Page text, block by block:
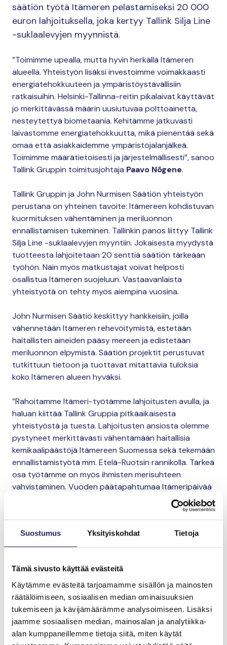
Suostumus Yksityiskohdat Tietoja
Tämä sivusto käyttää evästeitä
Käytämme evästeitä tarjoamamme sisällön ja mainosten
räätälöimiseen, sosiaalisen median ominaisuuksien
tukemiseen ja kävijämäärämme analysoimiseen. Lisäksi
jaamme sosiaalisen median, mainosalan ja analytiikka-
alan kumppaneillemme tietoja siitä, miten käytät
Lisätietoja
Johanna Suni
Viestintäpäällikkö
johanna.suni@jnfoundation.fi
säätiön työtä Itämeren pelastamiseksi 20 000
euron lahjoituksella, joka kertyy Tallink Silja Line
-suklaalevyjen myynnistä.
”Toimimme upealla, mutta hyvin herkällä Itämeren
alueella. Yhteistyön lisäksi investoimme voimakkaasti
energiatehokkuuteen ja ympäristöystävällisiin
ratkaisuihin. Helsinki-Tallinna-reitin pikalaivat käyttävät
jo merkittävässä määrin uusiutuvaa polttoainetta,
nesteytettyä biometaania. Kehitämme jatkuvasti
laivastomme energiatehokkuutta, mikä pienentää sekä
omaa että asiakkaidemme ympäristöjalanjälkeä.
Toimimme määrätietoisesti ja järjestelmällisesti”, sanoo
Tallink Gruppin toimitusjohtaja Paavo Nõgene.
Tallink Gruppin ja John Nurmisen Säätiön yhteistyön
perustana on yhteinen tavoite: Itämereen kohdistuvan
kuormituksen vähentäminen ja meriluonnon
ennallistamisen tukeminen. Tallinkin panos liittyy Tallink
Silja Line -suklaalevyjen myyntiin. Jokaisesta myydystä
tuotteesta lahjoitetaan 20 senttiä säätiön tärkeään
työhön. Näin myös matkustajat voivat helposti
osallistua Itämeren suojeluun. Vastaavanlaista
yhteistyötä on tehty myös aiempina vuosina.
John Nurmisen Säätiö keskittyy hankkeisiin, joilla
vähennetään Itämeren rehevöitymistä, estetään
haitallisten aineiden pääsy mereen ja edistetään
meriluonnon elpymistä. Säätiön projektit perustuvat
tutkittuun tietoon ja tuottavat mitattavia tuloksia
koko Itämeren alueen hyväksi.
”Rahoitamme Itämeri-työtämme lahjoitusten avulla, ja
haluan kiittää Tallink Gruppia pitkäaikaisesta
yhteistyöstä ja tuesta. Lahjoitusten ansiosta olemme
pystyneet merkittävästi vähentämään haitallisia
kemikaalipäästöjä Itämereen Suomessa sekä tekemään
ennallistamistyötä mm. Etelä-Ruotsin rannikolla. Tärkeä
osa työtämme on myös ihmisten merisuhteen
vahvistaminen. Vuoden päätapahtumaa Itämeripäivää
vietetään jälleen elokuussa lähimaissa”, sanoo John
Nurmisen Säätiön toimitusjohtaja Annamari Arrakoski-
Engardt.
ulottuu yli kahden vuosikymmenen ajalle